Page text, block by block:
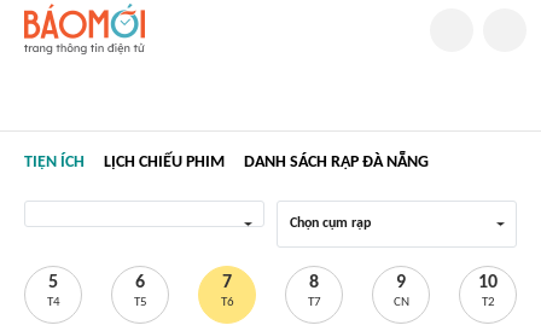
TIỆN ÍCH LỊCH CHIẾU PHIM DANH SÁCH RẠP ĐÀ NẴNG
Chọn cụm rạp
5
T4
6
T5
7
T6
8
T7
9
CN
10
T2